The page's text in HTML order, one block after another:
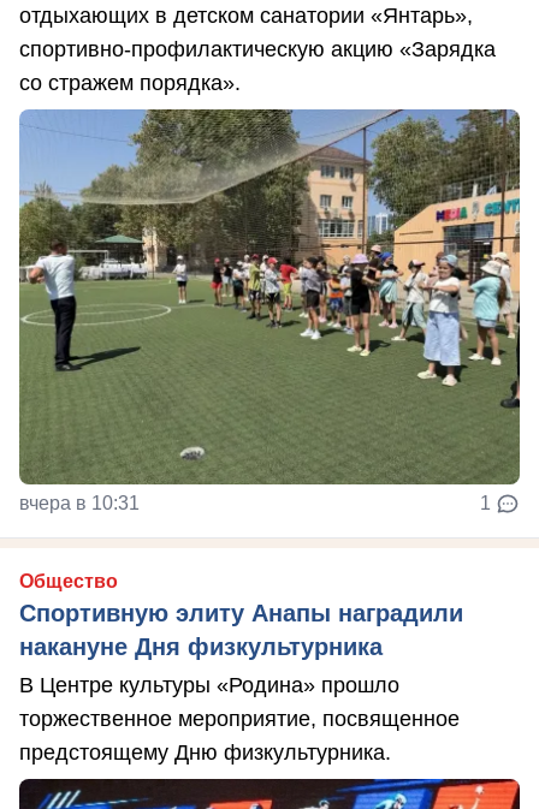
отдыхающих в детском санатории «Янтарь»,
спортивно-профилактическую акцию «Зарядка
со стражем порядка».
вчера в 10:31 1
Общество
Спортивную элиту Анапы наградили
накануне Дня физкультурника
В Центре культуры «Родина» прошло
торжественное мероприятие, посвященное
предстоящему Дню физкультурника.